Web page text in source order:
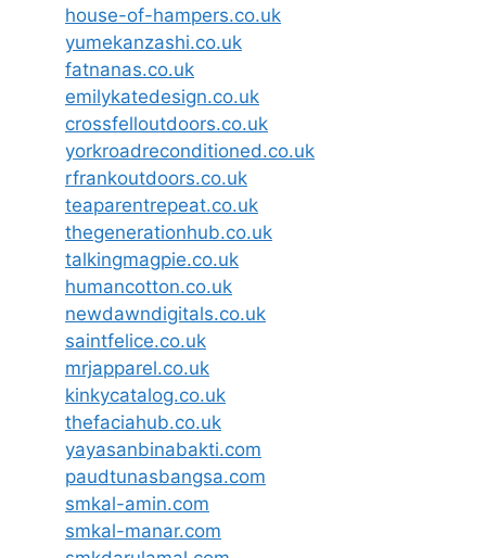
house-of-hampers.co.uk
yumekanzashi.co.uk
fatnanas.co.uk
emilykatedesign.co.uk
crossfelloutdoors.co.uk
yorkroadreconditioned.co.uk
rfrankoutdoors.co.uk
teaparentrepeat.co.uk
thegenerationhub.co.uk
talkingmagpie.co.uk
humancotton.co.uk
newdawndigitals.co.uk
saintfelice.co.uk
mrjapparel.co.uk
kinkycatalog.co.uk
thefaciahub.co.uk
yayasanbinabakti.com
paudtunasbangsa.com
smkal-amin.com
smkal-manar.com